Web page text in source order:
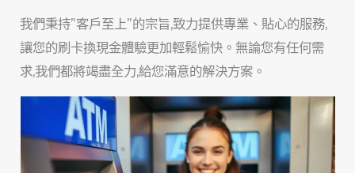
我們秉持”客戶至上”的宗旨,致力提供專業、貼心的服務,
讓您的刷卡換現金體驗更加輕鬆愉快。無論您有任何需
求,我們都將竭盡全力,給您滿意的解決方案。